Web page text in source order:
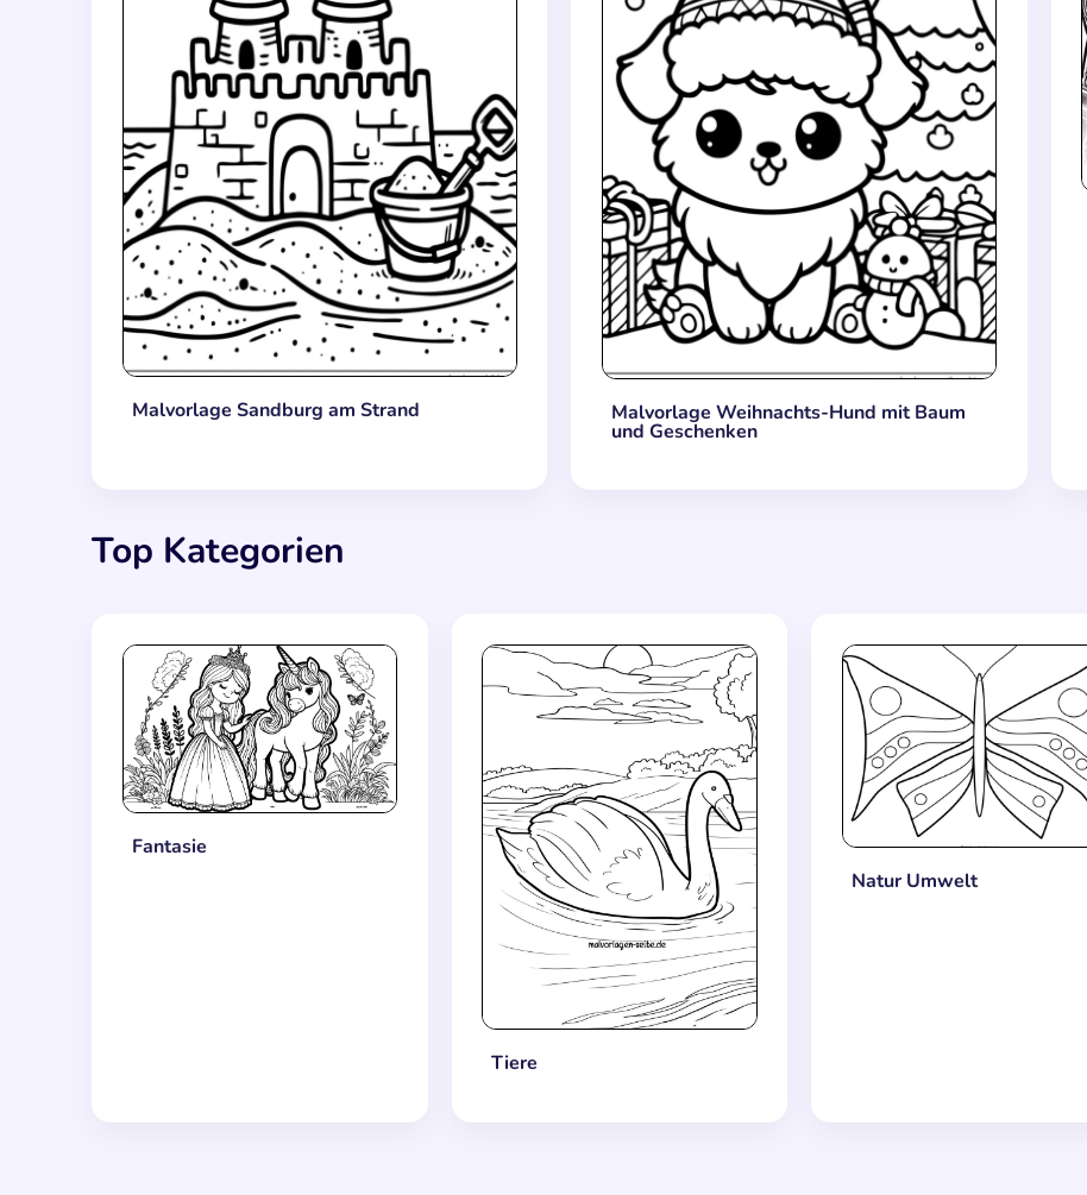
Malvorlage Sandburg am Strand Malvorlage Weihnachts-Hund mit Baum
und Geschenken
Top Kategorien
Fantasie
Tiere
Natur Umwelt